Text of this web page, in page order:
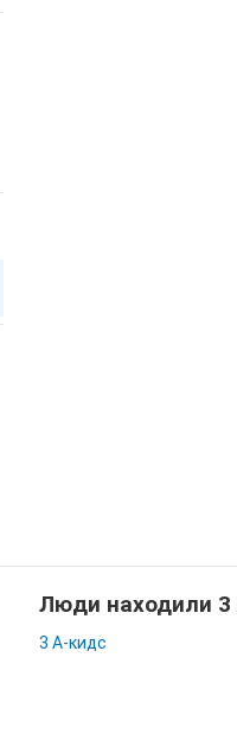
Люди находили 3
3 А-кидс